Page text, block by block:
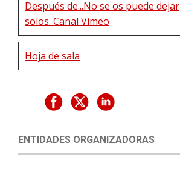
Después de...No se os puede dejar
solos. Canal Vimeo
Hoja de sala
ENTIDADES ORGANIZADORAS